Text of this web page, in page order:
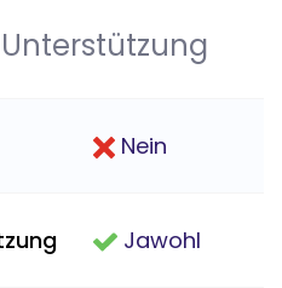
Nein
Jawohl